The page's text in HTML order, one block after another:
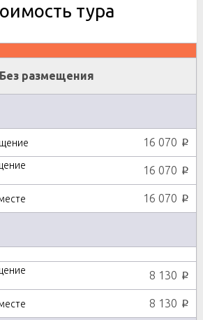
тура
Без размещения
16 070 p
16 070 p
16 070 p
8 130 p
8 130 p